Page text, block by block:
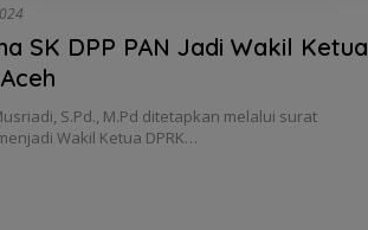
SK DPP PAN Jadi Wakil Ketua
S.Pd., M.Pd ditetapkan melalui surat
Wakil Ketua DPRK…